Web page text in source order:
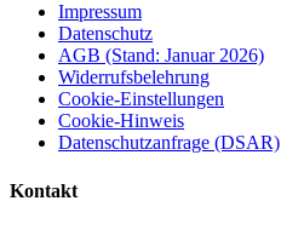
Impressum
Datenschutz
AGB (Stand: Januar 2026)
Widerrufsbelehrung
Cookie-Einstellungen
Cookie-Hinweis
Datenschutzanfrage (DSAR)
Kontakt